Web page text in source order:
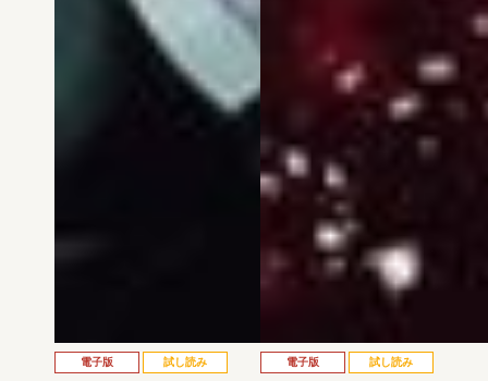
電子版 試し読み 電子版 試し読み